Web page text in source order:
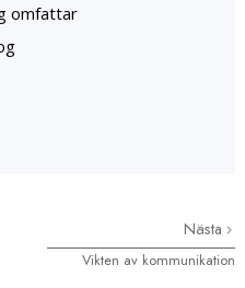
omfattar
Nästa
Vikten av kommunikation